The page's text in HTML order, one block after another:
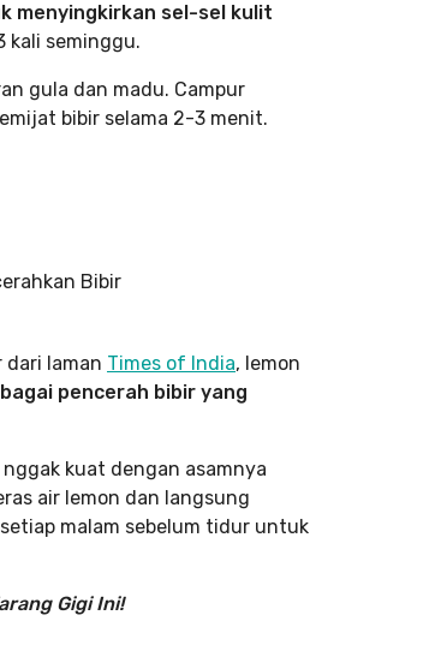
menyingkirkan sel-sel kulit
kali seminggu.
gula dan madu. Campur
bibir selama 2-3 menit.
dari laman Times of India, lemon
pencerah bibir yang
kuat dengan asamnya
air lemon dan langsung
malam sebelum tidur untuk
Gigi Ini!